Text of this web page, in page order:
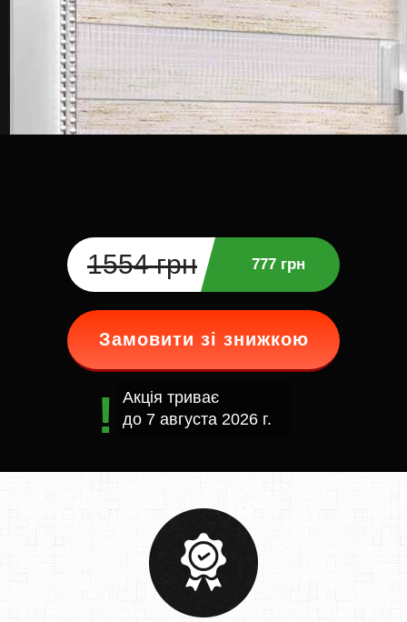
1554 грн 777 грн
Замовити зі знижкою
Акція триває
до 7 августа 2026 г.